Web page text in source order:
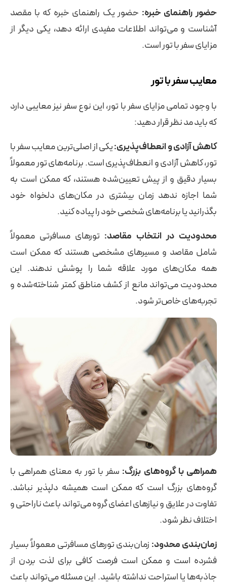
حضور راهنمای خبره: حضور یک راهنمای خبره که با مقصد
آشناست و می‌تواند اطلاعات مفیدی ارائه دهد، یکی دیگر از
مزایای سفر با تور است.
معایب سفر با تور
با وجود تمامی مزایای سفر با تور، این نوع سفر نیز معایبی دارد
که باید مد نظر قرار دهید:
کاهش آزادی و انعطاف‌پذیری:یکی از اصلی‌ترین معایب سفر با
تور، کاهش آزادی و انعطاف‌پذیری است. برنامه‌های تور معمولاً
بسیار دقیق و از پیش تعیین‌شده هستند، که ممکن است به
شما اجازه ندهد زمان بیشتری در مکان‌های دلخواه خود
بگذرانید یا برنامه‌های شخصی خود را پیاده کنید.
محدودیت در انتخاب مقاصد: تورهای مسافرتی معمولاً
شامل مقاصد و مسیرهای مشخصی هستند که ممکن است
همه مکان‌های مورد علاقه شما را پوشش ندهند. این
محدودیت می‌تواند مانع از کشف مناطق کمتر شناخته‌شده و
تجربه‌های خاص‌تر شود.
همراهی با گروه‌های بزرگ: سفر با تور به معنای همراهی با
گروه‌های بزرگ است که ممکن است همیشه دلپذیر نباشد.
تفاوت در علایق و نیازهای اعضای گروه می‌تواند باعث ناراحتی و
اختلاف نظر شود.
زمان‌بندی محدود: زمان‌بندی تورهای مسافرتی معمولاً بسیار
فشرده است و ممکن است فرصت کافی برای لذت بردن از
جاذبه‌ها یا استراحت نداشته باشید. این مسئله می‌تواند باعث